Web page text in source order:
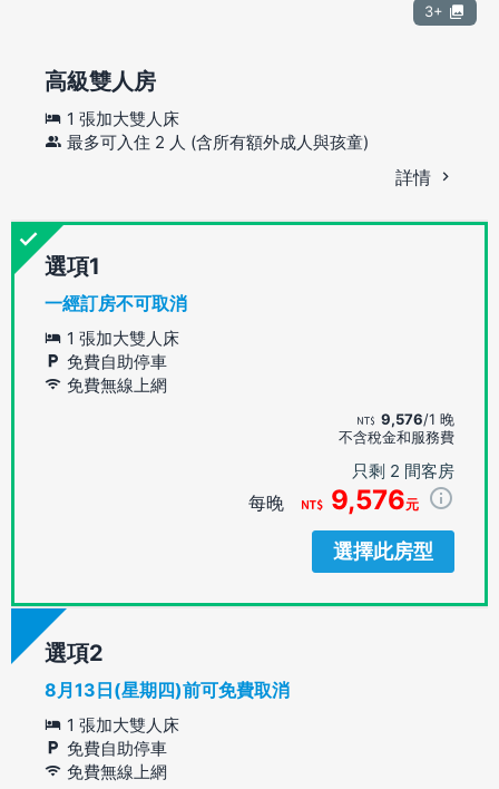
3+
高級雙人房
1 張加大雙人床
最多可入住 2 人 (含所有額外成人與孩童)
詳情
選項
一經訂房不可取消
1 張加大雙人床
免費自助停車
免費無線上網
9,576/1 晚
不含稅金和服務費
只剩 2 間客房
每晚 9,576元
選擇此房型
選項
8月13日(星期四)前可免費取消
1 張加大雙人床
免費自助停車
免費無線上網